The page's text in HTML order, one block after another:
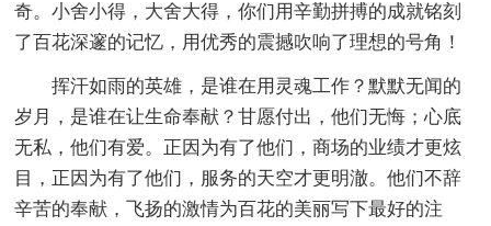
奇。小舍小得，大舍大得，你们用辛勤拼搏的成就铭刻
了百花深邃的记忆，用优秀的震撼吹响了理想的号角！
挥汗如雨的英雄，是谁在用灵魂工作？默默无闻的
岁月，是谁在让生命奉献？甘愿付出，他们无悔；心底
无私，他们有爱。正因为有了他们，商场的业绩才更炫
目，正因为有了他们，服务的天空才更明澈。他们不辞
辛苦的奉献，飞扬的激情为百花的美丽写下最好的注